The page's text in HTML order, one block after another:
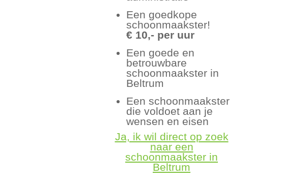
Een goedkope
schoonmaakster!
€ 10,- per uur
Een goede en
betrouwbare
schoonmaakster in
Beltrum
Een schoonmaakster
die voldoet aan je
wensen en eisen
Ja, ik wil direct op zoek
naar een
schoonmaakster in
Beltrum